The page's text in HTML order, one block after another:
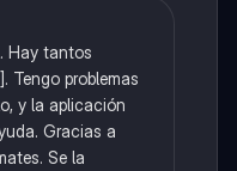
Hay tantos
Tengo problemas
y la aplicación
Gracias a
Se la